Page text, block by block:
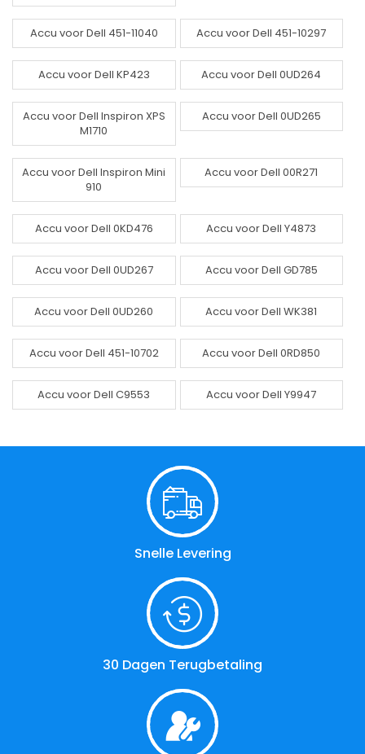
Accu voor Dell 451-11040 Accu voor Dell 451-10297
Accu voor Dell KP423 Accu voor Dell 0UD264
Accu voor Dell Inspiron XPS
M1710
Accu voor Dell 0UD265
Accu voor Dell Inspiron Mini
910
Accu voor Dell 00R271
Accu voor Dell 0KD476 Accu voor Dell Y4873
Accu voor Dell 0UD267 Accu voor Dell GD785
Accu voor Dell 0UD260 Accu voor Dell WK381
Accu voor Dell 451-10702 Accu voor Dell 0RD850
Accu voor Dell C9553 Accu voor Dell Y9947
Snelle Levering
30 Dagen Terugbetaling